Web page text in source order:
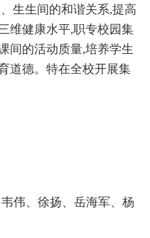
生生间的和谐关系,提高
维健康水平,职专校园集
间的活动质量,培养学生
道德。特在全校开展集
伟、徐扬、岳海军、杨